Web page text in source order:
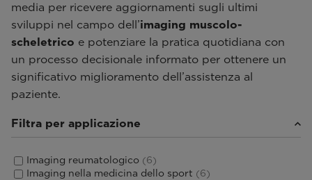
media per ricevere aggiornamenti sugli ultimi
sviluppi nel campo dell’imaging muscolo-
scheletrico e potenziare la pratica quotidiana con
un processo decisionale informato per ottenere un
significativo miglioramento dell’assistenza al
paziente.
Filtra per applicazione
Imaging reumatologico (6)
Imaging nella medicina dello sport (6)